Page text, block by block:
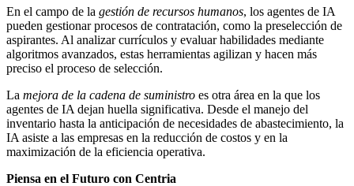
En el campo de la gestión de recursos humanos, los agentes de IA
pueden gestionar procesos de contratación, como la preselección de
aspirantes. Al analizar currículos y evaluar habilidades mediante
algoritmos avanzados, estas herramientas agilizan y hacen más
preciso el proceso de selección.
La mejora de la cadena de suministro es otra área en la que los
agentes de IA dejan huella significativa. Desde el manejo del
inventario hasta la anticipación de necesidades de abastecimiento, la
IA asiste a las empresas en la reducción de costos y en la
maximización de la eficiencia operativa.
Piensa en el Futuro con Centria